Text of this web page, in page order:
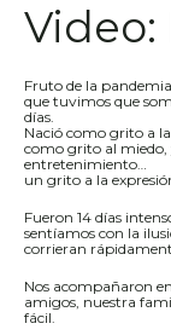
Video:
Fruto de la
que tuvimos que
días.
Nació como grito a
como grito al
entretenimiento…
un grito a la
Fueron 14 días
sentíamos con la
corrieran
Nos acompañaron
amigos, nuestra
fácil.